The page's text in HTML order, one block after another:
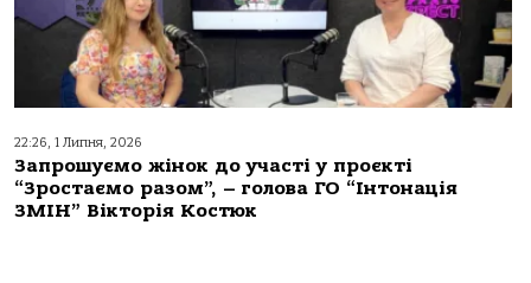
22:26, 1 Липня, 2026
Запрошуємо жінок до участі у проєкті
“Зростаємо разом”, – голова ГО “Інтонація
ЗМІН” Вікторія Костюк